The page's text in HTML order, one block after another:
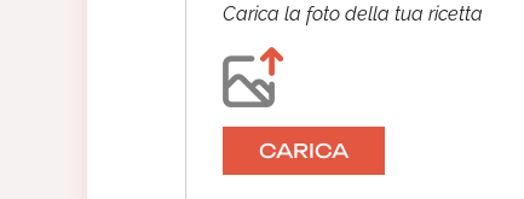
Carica la foto della tua ricetta
CARICA